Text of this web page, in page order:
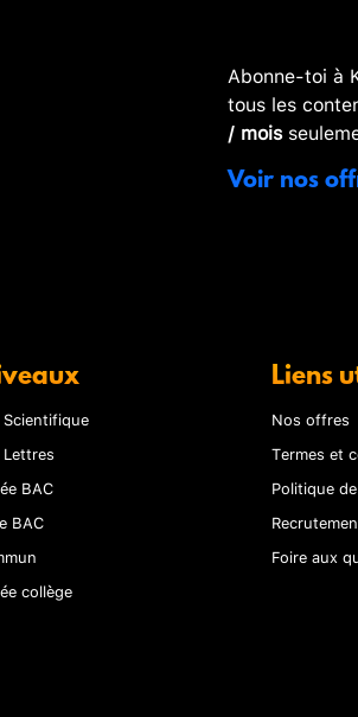
Abonne-toi à
tous les
/ mois
Voir nos
BAC
BAC
collège
Liens
Nos offres
Termes et
Politique
Foire aux